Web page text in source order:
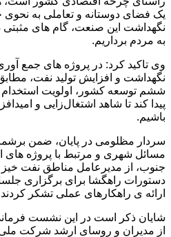
یک فضای دوستانه و تعاملی به
نگهداشت این صنعت، گام های
به مردم برداریم.
وی تاکید کرد: در پروژه های جمع
نگهداشت و افزایش تولید نفت، مطابق
ششم توسعه کشور، اولویت
پیدا کند تا شاهد اشتغال‌زایی و
باشیم.
سردار مظلومی در پایان، ضمن
مسائل شهری و مرتبط با پروژه های
جنوب، از مدیرعامل مناطق نفت
دستورات راهگشا برای برگزاری
ارائه ی راهکارهای عملی تشکر
شایان ذکر است در این نشست
از مدیران و روسای ارشد شرکت